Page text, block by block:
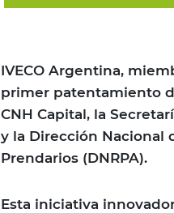
IVECO Argentina,
primer patentamiento
CNH Capital, la
y la Dirección Nacional
Prendarios (DNRPA).
Esta iniciativa